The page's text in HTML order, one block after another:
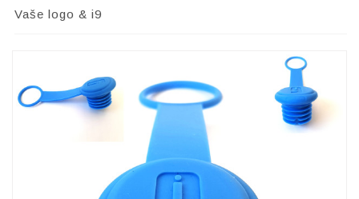
Vaše logo & i9